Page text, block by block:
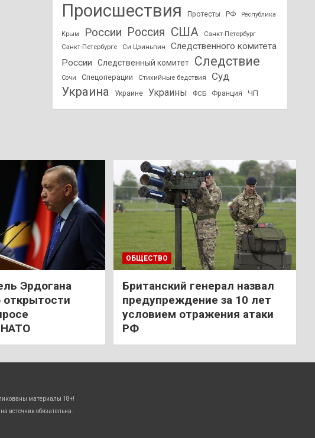
Происшествия Протесты РФ Республика
Крым России Россия США
Санкт-Петербург
Санкт-Петербурге
Си Цзиньпин
Следственного комитета
России
Следственный комитет Следствие
Сочи Спецоперации Стихийные бедствия Суд
Украина Украине Украины ФСБ Франция ЧП
Эрдогана
открытости
НАТО
ОБЩЕСТВО
Британский генерал назвал
предупреждение за 10 лет
условием отражения атаки
РФ
материалы 18+!
источник обязательна.